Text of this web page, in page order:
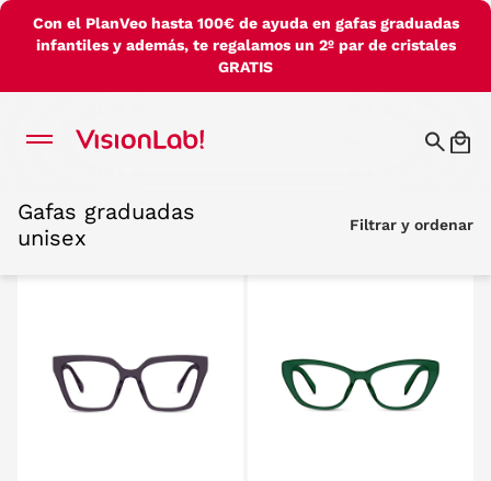
Con el PlanVeo hasta 100€ de ayuda en gafas graduadas
infantiles y además, te regalamos un 2º par de cristales
GRATIS
Gafas graduadas
unisex
Filtrar y ordenar
Gafas graduadas
unisex
Filtrar y ordenar